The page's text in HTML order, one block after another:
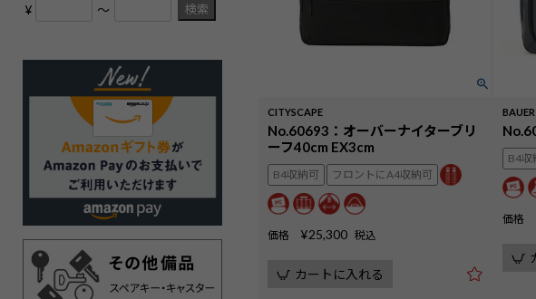
¥ 〜 検索
CITYSCAPE
No.60693：オーバーナイターブリ
ーフ40cm EX3cm
B4収納可 フロントにA4収納可
価格 ¥25,300 税込
カートに入れる
B4収
価格